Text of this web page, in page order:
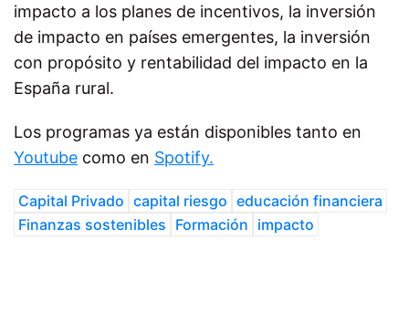
impacto a los planes de incentivos, la inversión
de impacto en países emergentes, la inversión
con propósito y rentabilidad del impacto en la
España rural.
Los programas ya están disponibles tanto en
Youtube como en Spotify.
Capital Privado capital riesgo educación financiera
Finanzas sostenibles Formación impacto